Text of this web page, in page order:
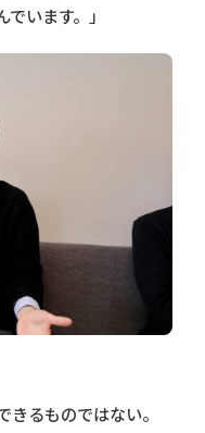
います。」
るものではない。